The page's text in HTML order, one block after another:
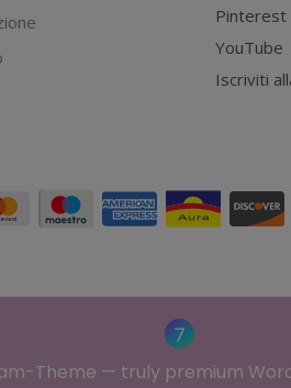
Pinterest
YouTube
Iscriviti
Theme — truly premium